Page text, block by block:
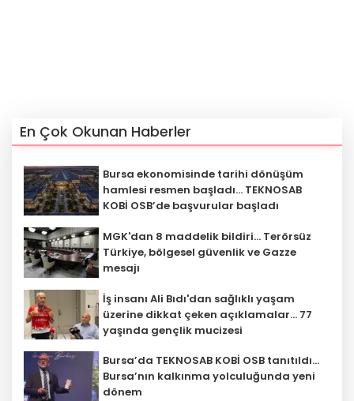
En Çok Okunan Haberler
Bursa ekonomisinde tarihi dönüşüm
hamlesi resmen başladı... TEKNOSAB
KOBİ OSB’de başvurular başladı
MGK'dan 8 maddelik bildiri... Terörsüz
Türkiye, bölgesel güvenlik ve Gazze
mesajı
İş insanı Ali Bıdı'dan sağlıklı yaşam
üzerine dikkat çeken açıklamalar... 77
yaşında gençlik mucizesi
Bursa’da TEKNOSAB KOBİ OSB tanıtıldı...
Bursa’nın kalkınma yolculuğunda yeni
dönem